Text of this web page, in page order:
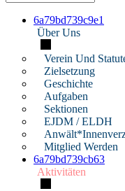
6a79bd739c9e1
Über Uns
Verein Und
Zielsetzung
Geschichte
Aufgaben
Sektionen
EJDM / ELDH
Mitglied Werden
6a79bd739cb63
Aktivitäten